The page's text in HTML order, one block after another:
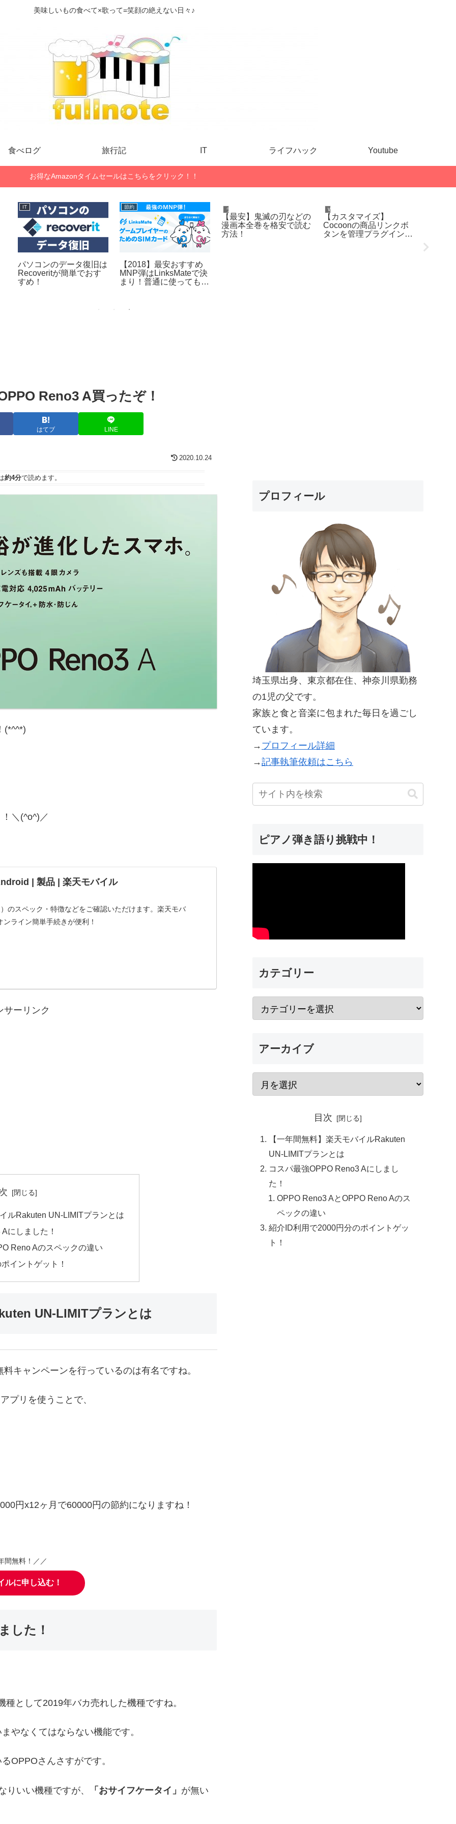
美味しいもの食べて×歌って=笑顔の絶えない日々♪
食べログ 旅行記 IT ライフハック Youtube
お得なAmazonタイムセールはこちらをクリック！！
IT
パソコンのデータ復旧は
Recoveritが簡単でおす
すめ！
節約
【2018】最安おすすめ
MNP弾はLinksMateで決
まり！普通に使ってもお
ライフハック
【最安】鬼滅の刃などの
漫画本全巻を格安で読む
方法！
Wordpress
【カスタマイズ】
Cocoonの商品リンクボ
タンを管理プラグイン
10回施
続中)
Reno3 A買ったぞ！
はてブ LINE
2020.10.24
約4分で読めます。
(*^^*)
＼(^o^)／
| 製品 | 楽天モバイル
のスペック・特徴などをご確認いただけます。楽天モバ
ライン簡単手続きが便利！
サーリンク
ルRakuten UN-LIMITプランとは
にしました！
Reno Aのスペックの違い
イントゲット！
UN-LIMITプランとは
キャンペーンを行っているのは有名ですね。
プリを使うことで、
円x12ヶ月で60000円の節約になりますね！
間無料！／／
ルに申し込む！
した！
として2019年バカ売れした機種ですね。
やなくてはならない機能です。
OPPOさんさすがです。
いい機種ですが、 「おサイフケータイ」 が無い
プロフィール
埼玉県出身、東京都在住、神奈川県勤務
の1児の父です。
家族と食と音楽に包まれた毎日を過ごし
ています。
→ プロフィール詳細
→記事執筆依頼はこちら
ピアノ弾き語り挑戦中！
カテゴリー
アーカイブ
目次
【一年間無料】楽天モバイルRakuten
UN-LIMITプランとは
コスパ最強OPPO Reno3 Aにしまし
た！
OPPO Reno3 AとOPPO Reno Aのス
ペックの違い
紹介ID利用で2000円分のポイントゲッ
ト！